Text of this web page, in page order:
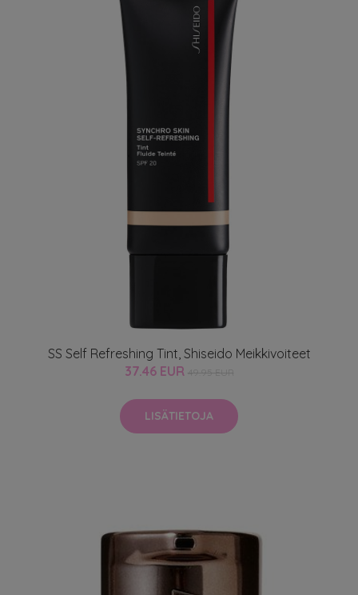
SS Self Refreshing Tint, Shiseido Meikkivoiteet
37.46 EUR
LISÄTIETOJA